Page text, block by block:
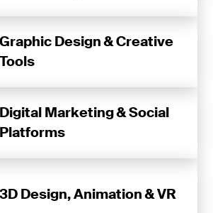
Graphic Design & Creative
Tools
Digital Marketing & Social
Platforms
3D Design, Animation & VR